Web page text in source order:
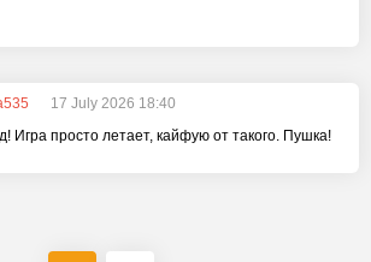
17 July 2026 18:40
Игра просто летает, кайфую от такого. Пушка!